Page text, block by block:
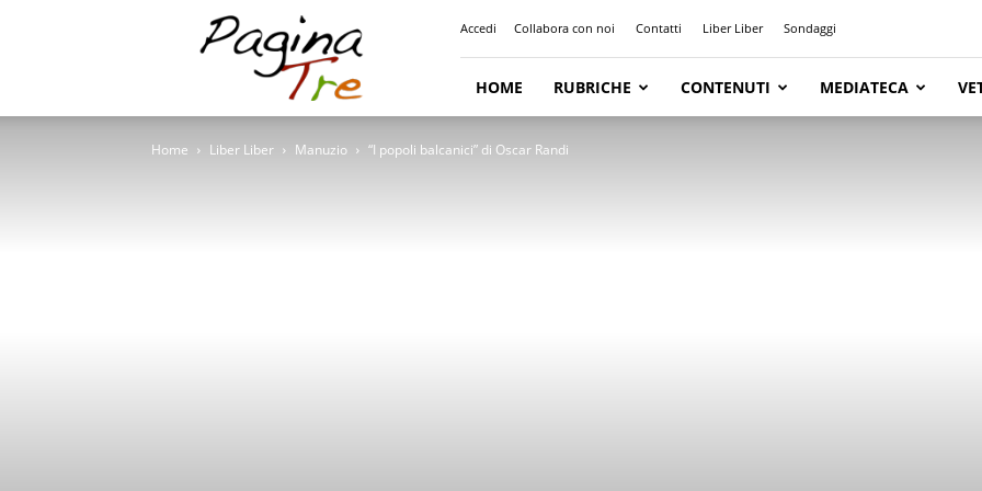
Accedi Collabora con noi Contatti Liber Liber Sondaggi
HOME RUBRICHE CONTENUTI MEDIATECA
Home Liber Liber Manuzio “I popoli balcanici” di Oscar Randi